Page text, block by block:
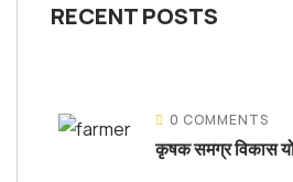
RECENT POSTS
0 COMMENTS
कृषक समग्र विकास